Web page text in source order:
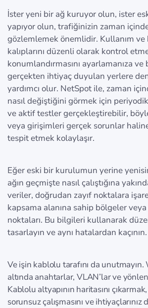
İster yeni bir ağ kuruyor olun, ister
yapıyor olun, trafiğinizin zaman
gözlemlemek önemlidir. Kullanım ve
kalıplarını düzenli olarak kontrol
konumlandırmasını ayarlamanıza
gerçekten ihtiyaç duyulan yerlere
yardımcı olur. NetSpot ile, zaman
nasıl değiştiğini görmek için
ve aktif testler gerçekleştirebilir,
veya girişimleri gerçek sorunlar
tespit etmek kolaylaşır.
Eğer eski bir kurulumun yerine
ağın geçmişte nasıl çalıştığına
veriler, doğrudan zayıf noktalara
kapsama alanına sahip bölgeler veya
noktaları. Bu bilgileri kullanarak
tasarlayın ve aynı hatalardan kaçının.
Ve işin kablolu tarafını da unutmayın.
altında anahtarlar, VLAN’lar ve
Kablolu altyapının haritasını
sorunsuz çalışmasını ve